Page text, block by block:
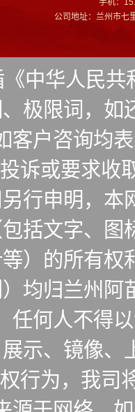
手机：
公司地址：兰州市
中华人民
极限词，
客户咨询均
诉或要求收
行申明，
括文字、
）的所有
均归兰州
任何人不得
示、镜像
行为，我司